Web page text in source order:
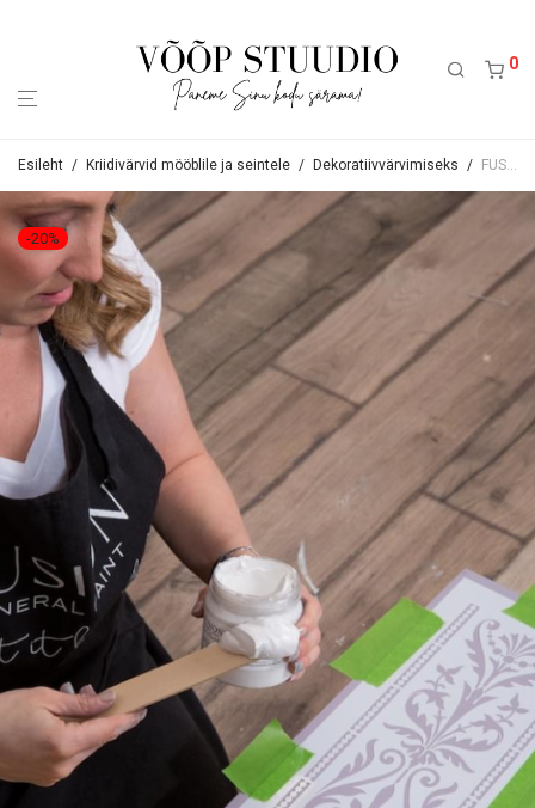
0
Esileht / Kriidivärvid mööblile ja seintele / Dekoratiivvärvimiseks / FUSION Smooth embossing paste – pärlmutter 60ml
-20%